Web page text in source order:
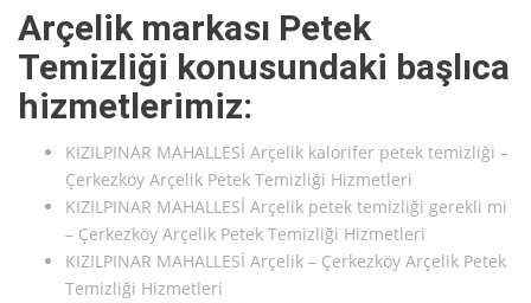
Arçelik markası Petek
Temizliği konusundaki başlıca
hizmetlerimiz:
KIZILPINAR MAHALLESİ Arçelik kalorifer petek temizliği –
Çerkezköy Arçelik Petek Temizliği Hizmetleri
KIZILPINAR MAHALLESİ Arçelik petek temizliği gerekli mi
– Çerkezköy Arçelik Petek Temizliği Hizmetleri
KIZILPINAR MAHALLESİ Arçelik – Çerkezköy Arçelik Petek
Temizliği Hizmetleri